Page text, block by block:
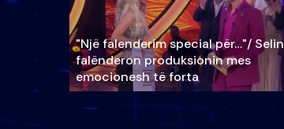
"Një falenderim special për…"/ Selin
falënderon produksionin mes
emocionesh të forta